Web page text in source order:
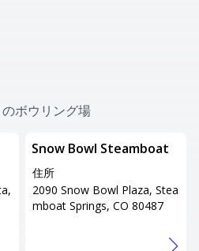
ボウリング場
Snow Bowl Steamboat
住所
2090 Snow Bowl Plaza, Stea
mboat Springs, CO 80487